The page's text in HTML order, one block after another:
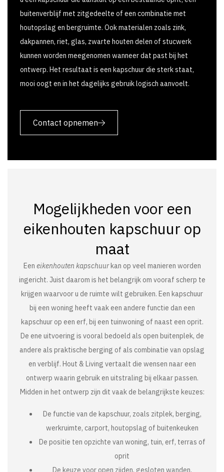
buitenverblijf met zitgedeelte of een combinatie met
houtopslag en bergruimte. Ook materialen zoals zink,
dakpannen, riet, glas, zwarte houten delen of stucwerk
kunnen worden meegenomen wanneer dat past bij het
ontwerp. Het resultaat is een kapschuur die sterk staat,
mooi oogt en in het dagelijks gebruik logisch aanvoelt.
Contact opnemen
Mogelijkheden voor een
eikenhouten kapschuur op
maat
Een eikenhouten kapschuurkan op veel manieren worden
ingericht. Juist daarom is het belangrijk om vooraf scherp te
krijgen waarvoor u de ruimte wilt gebruiken. Een kapschuur
bij een woning heeft vaak een andere functie dan een
kapschuur op een erf, bij een tuinwoning of naast een oprit.
De ene uitvoering is vooral bedoeld als open buitenplek, de
andere als praktische berging of als combinatie van opslag
en verblijf. Hout & Living vertaalt die wensen naar een
ontwerp waarin gebruik en uitstraling bij elkaar passen.
Midden in het ontwerp zijn dit vaak de belangrijkste keuzes:
De functie van de kapschuur, zoals zitplek, berging,
werkruimte, carport, houtopslag of buitenkeuken
De positie ten opzichte van woning, tuin, erf, terras of
oprit
De keuze voor open zijden, gesloten wanden,